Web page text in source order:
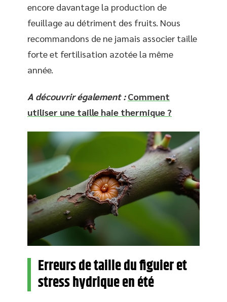
encore davantage la production de
feuillage au détriment des fruits. Nous
recommandons de ne jamais associer taille
forte et fertilisation azotée la même
année.
A découvrir également : Comment
utiliser une taille haie thermique ?
Erreurs de taille du figuier et
stress hydrique en été